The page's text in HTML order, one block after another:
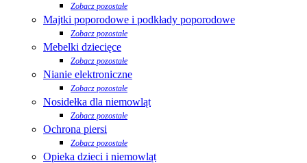
Zobacz pozostałe
Majtki poporodowe i podkłady poporodowe
Zobacz pozostałe
Mebelki dziecięce
Zobacz pozostałe
Nianie elektroniczne
Zobacz pozostałe
Nosidełka dla niemowląt
Zobacz pozostałe
Ochrona piersi
Zobacz pozostałe
Opieka dzieci i niemowląt